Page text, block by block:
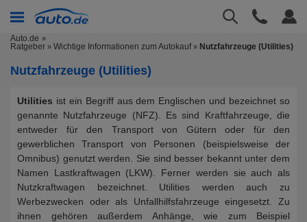
Auto.de
Ratgeber » Wichtige Informationen zum Autokauf» Nutzfahrzeuge (Utilities)
Nutzfahrzeuge (Utilities)
Utilities ist ein Begriff aus dem Englischen und bezeichnet so
genannte Nutzfahrzeuge (NFZ). Es sind Kraftfahrzeuge, die
entweder für den Transport von Gütern oder für den
gewerblichen Transport von Personen (beispielsweise der
Omnibus) genutzt werden. Sie sind besser bekannt unter dem
Namen Lastkraftwagen (LKW). Ferner werden sie auch als
Nutzkraftwagen bezeichnet. Utilities werden auch zu
Werbezwecken oder als Unfallhilfsfahrzeuge eingesetzt. Zu
ihnen gehören außerdem Anhänge, wie zum Beispiel